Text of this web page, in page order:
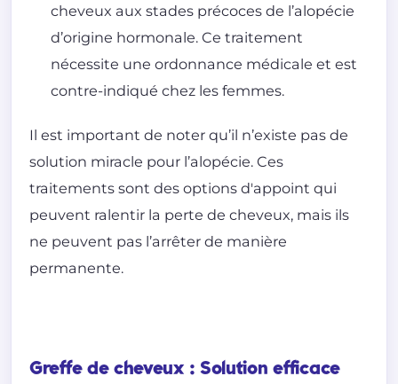
cheveux aux stades précoces de l’alopécie
d’origine hormonale. Ce traitement
nécessite une ordonnance médicale et est
contre-indiqué chez les femmes.
Il est important de noter qu’il n’existe pas de
solution miracle pour l’alopécie. Ces
traitements sont des options d'appoint qui
peuvent ralentir la perte de cheveux, mais ils
ne peuvent pas l’arrêter de manière
permanente.
Greffe de cheveux : Solution efficace